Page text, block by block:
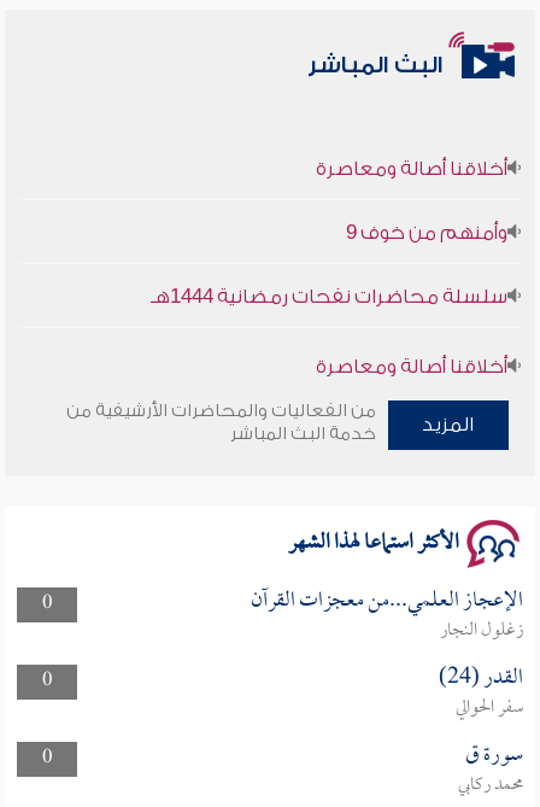
البث المباشر
أخلاقنا أصالة ومعاصرة
وأمنهم من خوف 9
سلسلة محاضرات نفحات رمضانية 1444هـ
أخلاقنا أصالة ومعاصرة
وأمنهم من خوف 9
المزيد
من الفعاليات والمحاضرات الأرشيفية من
خدمة البث المباشر
الأكثر استماعا لهذا الشهر
0 الإعجاز العلمي...من معجزات القرآن
زغلول النجار
0
القدر (24)
سفر الحوالي
0
سورة ق
محمد ركابي